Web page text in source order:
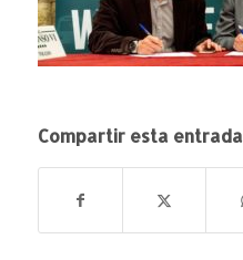
Compartir esta entrada